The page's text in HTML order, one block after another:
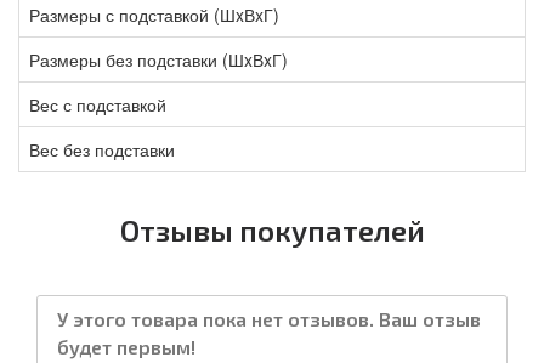
Размеры с подставкой (ШxВxГ)
Размеры без подставки (ШxВxГ)
Вес с подставкой
Вес без подставки
Отзывы покупателей
У этого товара пока нет отзывов. Ваш отзыв
будет первым!